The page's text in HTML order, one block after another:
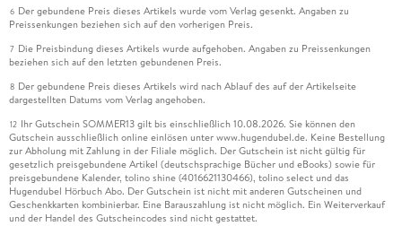
6 Der gebundene Preis dieses Artikels wurde vom Verlag gesenkt. Angaben zu
Preissenkungen beziehen sich auf den vorherigen Preis.
7 Die Preisbindung dieses Artikels wurde aufgehoben. Angaben zu Preissenkungen
beziehen sich auf den letzten gebundenen Preis.
8 Der gebundene Preis dieses Artikels wird nach Ablauf des auf der Artikelseite
dargestellten Datums vom Verlag angehoben.
12 Ihr Gutschein SOMMER13 gilt bis einschließlich 10.08.2026. Sie können den
Gutschein ausschließlich online einlösen unter www.hugendubel.de. Keine Bestellung
zur Abholung mit Zahlung in der Filiale möglich. Der Gutschein ist nicht gültig für
gesetzlich preisgebundene Artikel (deutschsprachige Bücher und eBooks) sowie für
preisgebundene Kalender, tolino shine (4016621130466), tolino select und das
Hugendubel Hörbuch Abo. Der Gutschein ist nicht mit anderen Gutscheinen und
Geschenkkarten kombinierbar. Eine Barauszahlung ist nicht möglich. Ein Weiterverkauf
und der Handel des Gutscheincodes sind nicht gestattet.